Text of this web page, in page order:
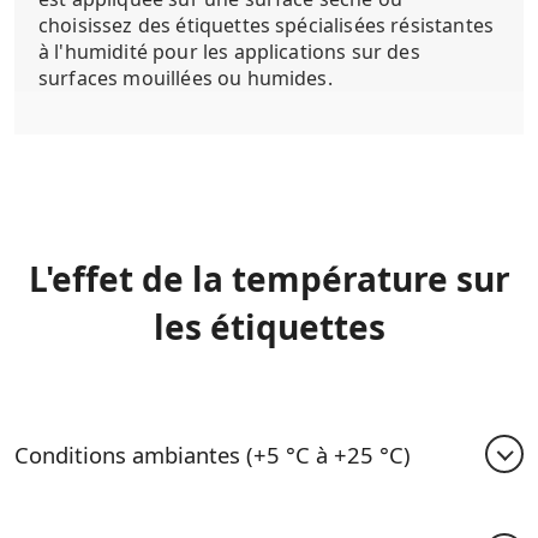
choisissez des étiquettes spécialisées résistantes
à l'humidité pour les applications sur des
surfaces mouillées ou humides.
L'effet de la température sur
les étiquettes
Conditions ambiantes (+5 °C à +25 °C)